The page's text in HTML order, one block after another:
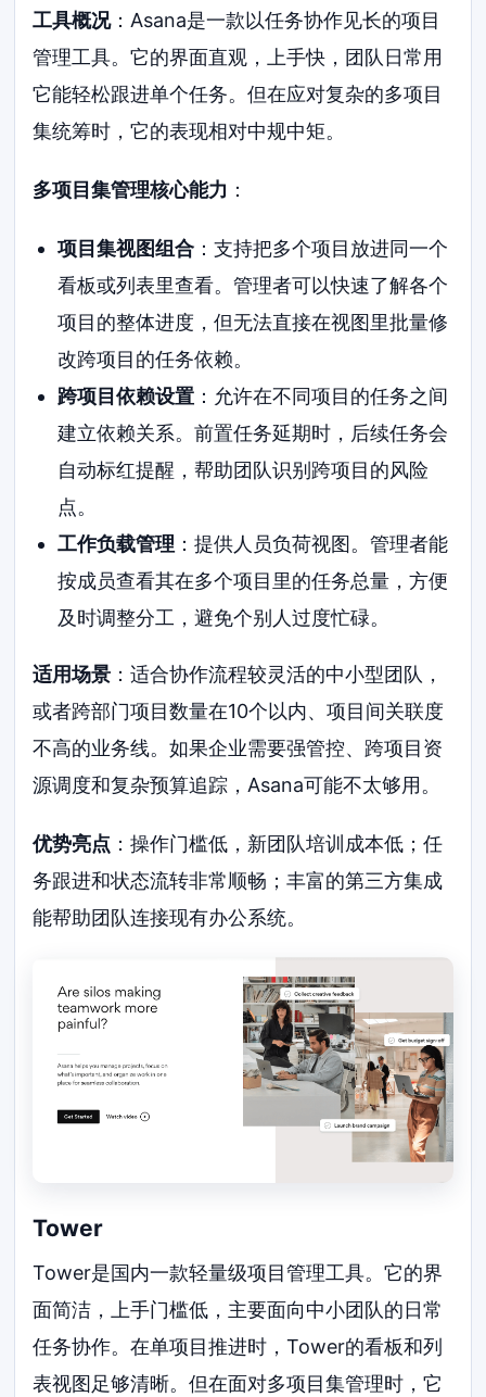
工具概况：Asana是一款以任务协作见长的项目
管理工具。它的界面直观，上手快，团队日常用
它能轻松跟进单个任务。但在应对复杂的多项目
集统筹时，它的表现相对中规中矩。
多项目集管理核心能力 ：
项目集视图组合：支持把多个项目放进同一个
看板或列表里查看。管理者可以快速了解各个
项目的整体进度，但无法直接在视图里批量修
改跨项目的任务依赖。
跨项目依赖设置：允许在不同项目的任务之间
建立依赖关系。前置任务延期时，后续任务会
自动标红提醒，帮助团队识别跨项目的风险
点。
工作负载管理 ：提供人员负荷视图。管理者能
按成员查看其在多个项目里的任务总量，方便
及时调整分工，避免个别人过度忙碌。
适用场景 ：适合协作流程较灵活的中小型团队，
或者跨部门项目数量在10个以内、项目间关联度
不高的业务线。如果企业需要强管控、跨项目资
源调度和复杂预算追踪，Asana可能不太够用。
优势亮点 ：操作门槛低，新团队培训成本低；任
务跟进和状态流转非常顺畅；丰富的第三方集成
能帮助团队连接现有办公系统。
Tower
Tower是国内一款轻量级项目管理工具。它的界
面简洁，上手门槛低，主要面向中小团队的日常
任务协作。在单项目推进时，Tower的看板和列
表视图足够清晰。但在面对多项目集管理时，它